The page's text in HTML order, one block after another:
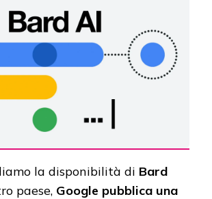
la disponibilità di Bard
paese, Google pubblica una